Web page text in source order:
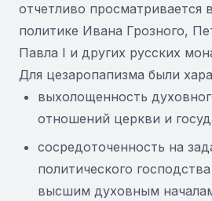
отчетливо просматривается
политике Ивана Грозного,
Павла I и других русских
Для цезаропапизма были
выхолощенность
отношений церкви и
сосредоточенность на
политического
высшим духовным